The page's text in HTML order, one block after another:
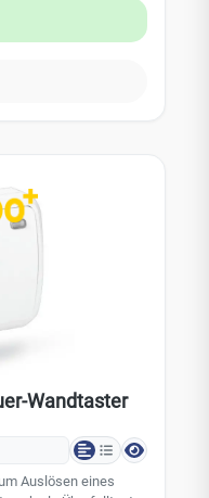
erkennen das
Öffnen der zu
Abmessungen: 27 x
EN 50131-1: II, innen
Grad 2
8 EN 50130-4, EN
Wandtaster
Auslösen eines